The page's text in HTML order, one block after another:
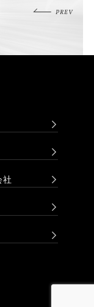
PREV
社